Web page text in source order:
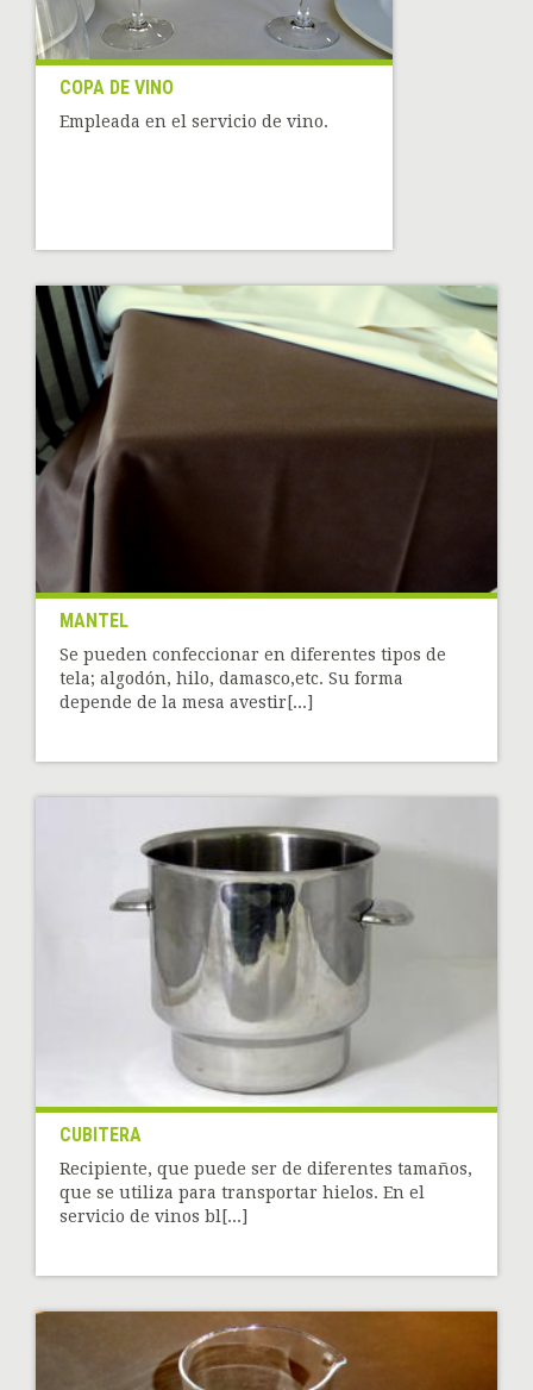
COPA DE VINO
Empleada en el servicio de vino.
MANTEL
Se pueden confeccionar en diferentes tipos de
tela; algodón, hilo, damasco,etc. Su forma
depende de la mesa avestir[...]
CUBITERA
Recipiente, que puede ser de diferentes tamaños,
que se utiliza para transportar hielos. En el
servicio de vinos bl[...]